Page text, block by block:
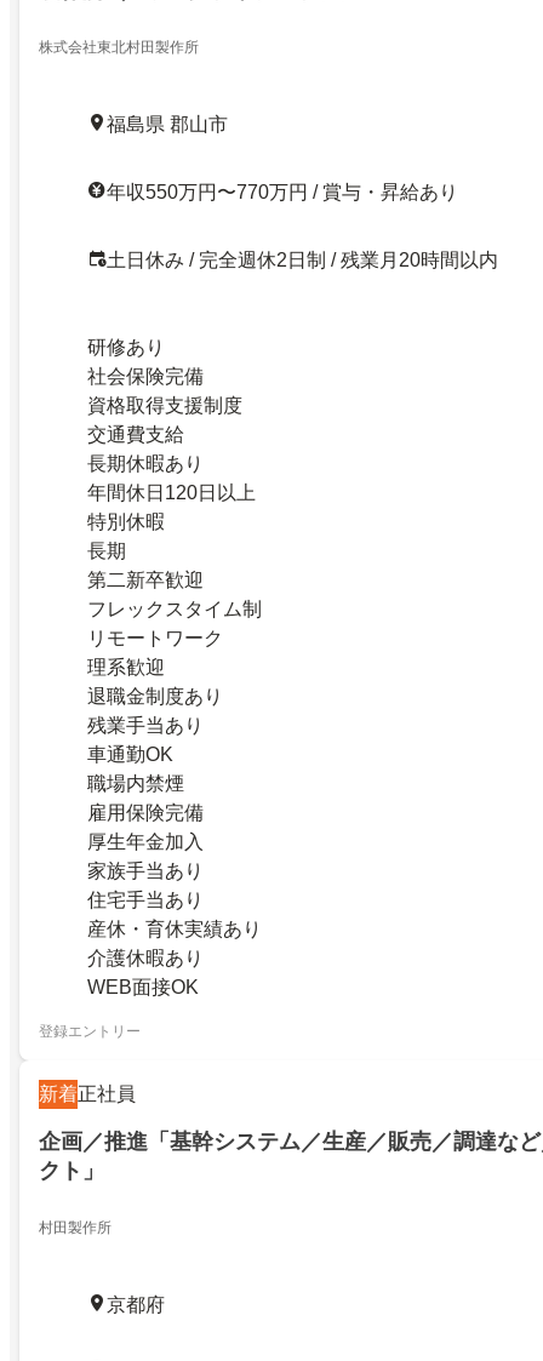
株式会社東北村田製作所
福島県 郡山市
年収550万円〜770万円 / 賞与・昇給あり
土日休み / 完全週休2日制 / 残業月20時間以内
研修あり
社会保険完備
資格取得支援制度
交通費支給
長期休暇あり
年間休日120日以上
特別休暇
長期
第二新卒歓迎
フレックスタイム制
リモートワーク
理系歓迎
退職金制度あり
残業手当あり
車通勤OK
職場内禁煙
雇用保険完備
厚生年金加入
家族手当あり
住宅手当あり
産休・育休実績あり
介護休暇あり
WEB面接OK
登録エントリー
新着正社員
企画／推進「基幹システム／生産／販売／調達な
クト」
村田製作所
京都府